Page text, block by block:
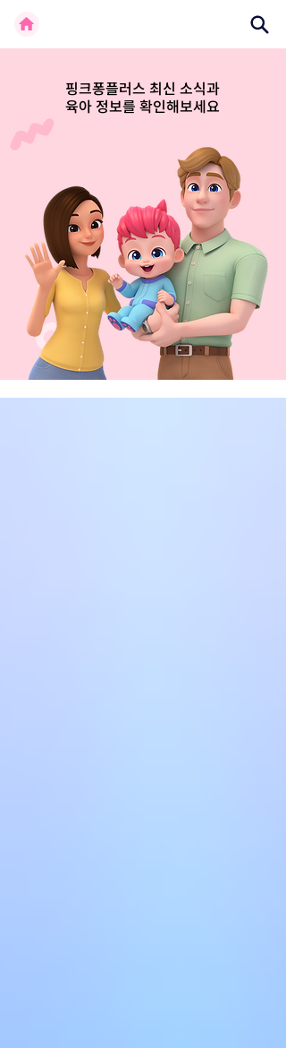
핑크퐁플러스 최신 소식과
육아 정보를 확인해보세요